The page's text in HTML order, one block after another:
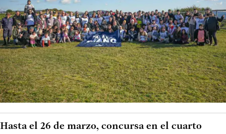
Hasta el 26 de marzo, concursa en el cuarto